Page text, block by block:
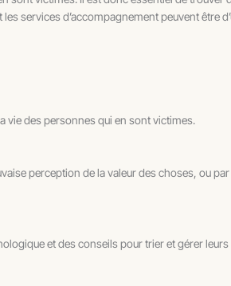
services d’accompagnement peuvent être
vie des personnes qui en sont victimes.
perception de la valeur des choses, ou
et des conseils pour trier et gérer leurs